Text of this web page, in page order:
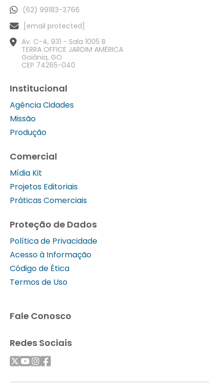
(62) 99183-3766
[email protected]
Av. C-4, 931 - Sala 1005 B
TERRA OFFICE JARDIM AMÉRICA
Goiânia, GO
CEP 74265-040
Institucional
Agência Cidades
Missão
Produção
Comercial
Mídia Kit
Projetos Editoriais
Práticas Comerciais
Proteção de Dados
Política de Privacidade
Acesso à Informação
Código de Ética
Termos de Uso
Fale Conosco
Redes Sociais